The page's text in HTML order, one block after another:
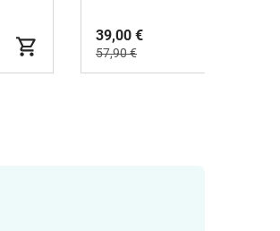
39,00 €
57,90 €